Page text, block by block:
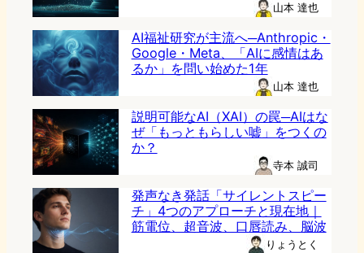
山本 達也
AI福祉研究が主流へ─Anthropic・
Google・Meta、「AIに感情はあ
るか」を問い始めた1年
山本 達也
説明可能なAI（XAI）の罠─AIはな
ぜ「もっともらしい嘘」をつくの
か？
寺本 誠司
発声なき発話「サイレントスピー
チ」4つのアプローチと現在地｜
筋電位、超音波、口唇読み、脳波
りょうとく